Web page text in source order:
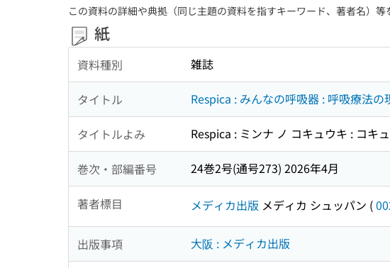
この資料の詳細や典拠（同じ主題の資料を指すキーワード、著者名）等
紙
資料種別 雑誌
タイトル Respica : みんなの呼吸器 : 呼吸療法
タイトルよみ Respica : ミンナ ノ コキュウキ : コキ
巻次・部編番号 24巻2号(通号273) 2026年4月
著者標目 メディカ出版 メディカ シュッパン (
出版事項 大阪 : メディカ出版